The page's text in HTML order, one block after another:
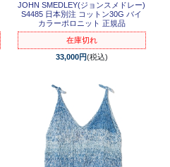
JOHN SMEDLEY(ジョンスメドレー)
S4485 日本別注 コットン30G バイ
カラーポロニット 正規品
在庫切れ
33,000円(税込)